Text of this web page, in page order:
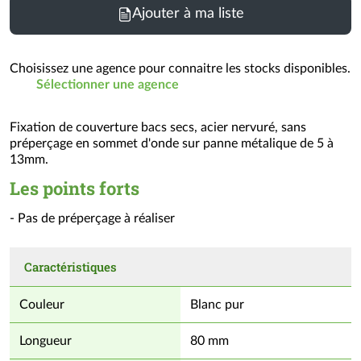
Ajouter à ma liste
Choisissez une agence pour connaitre les stocks disponibles.
Sélectionner une agence
Fixation de couverture bacs secs, acier nervuré, sans
préperçage en sommet d'onde sur panne métalique de 5 à
13mm.
Les points forts
- Pas de préperçage à réaliser
Caractéristiques
Couleur Blanc pur
Longueur 80 mm